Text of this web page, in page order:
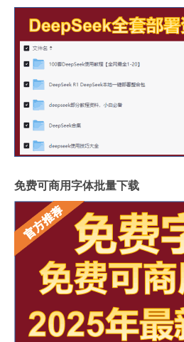
免费可商用字体批量下载